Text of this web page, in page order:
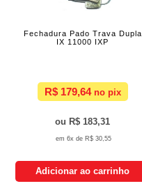
Fechadura Pado Trava Dupla
IX 11000 IXP
R$ 179,64
R$ 183,31
6x de R$ 30,55
Adicionar ao carrinho